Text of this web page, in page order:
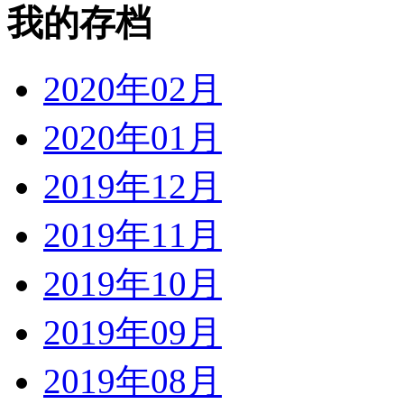
我的存档
2020年02月
2020年01月
2019年12月
2019年11月
2019年10月
2019年09月
2019年08月